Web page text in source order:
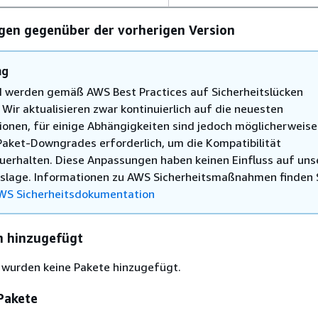
gegenüber der vorherigen Version
werden gemäß AWS Best Practices auf Sicherheitslücken
aktualisieren zwar kontinuierlich auf die neuesten
für einige Abhängigkeiten sind jedoch möglicherweise
Downgrades erforderlich, um die Kompatibilität
Diese Anpassungen haben keinen Einfluss auf
Informationen zu AWS Sicherheitsmaßnahmen finden
Sicherheitsdokumentation
hinzugefügt
keine Pakete hinzugefügt.